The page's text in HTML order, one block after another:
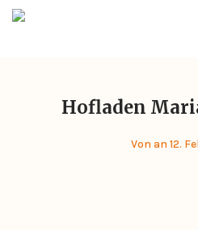
Hofladen
Von an 12.